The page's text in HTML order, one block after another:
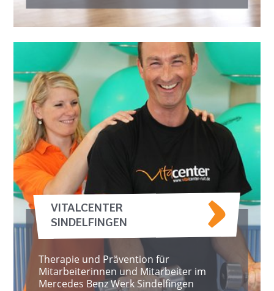
VITALCENTER
SINDELFINGEN
Therapie und Prävention für
Mitarbeiterinnen und Mitarbeiter im
Mercedes Benz Werk Sindelfingen